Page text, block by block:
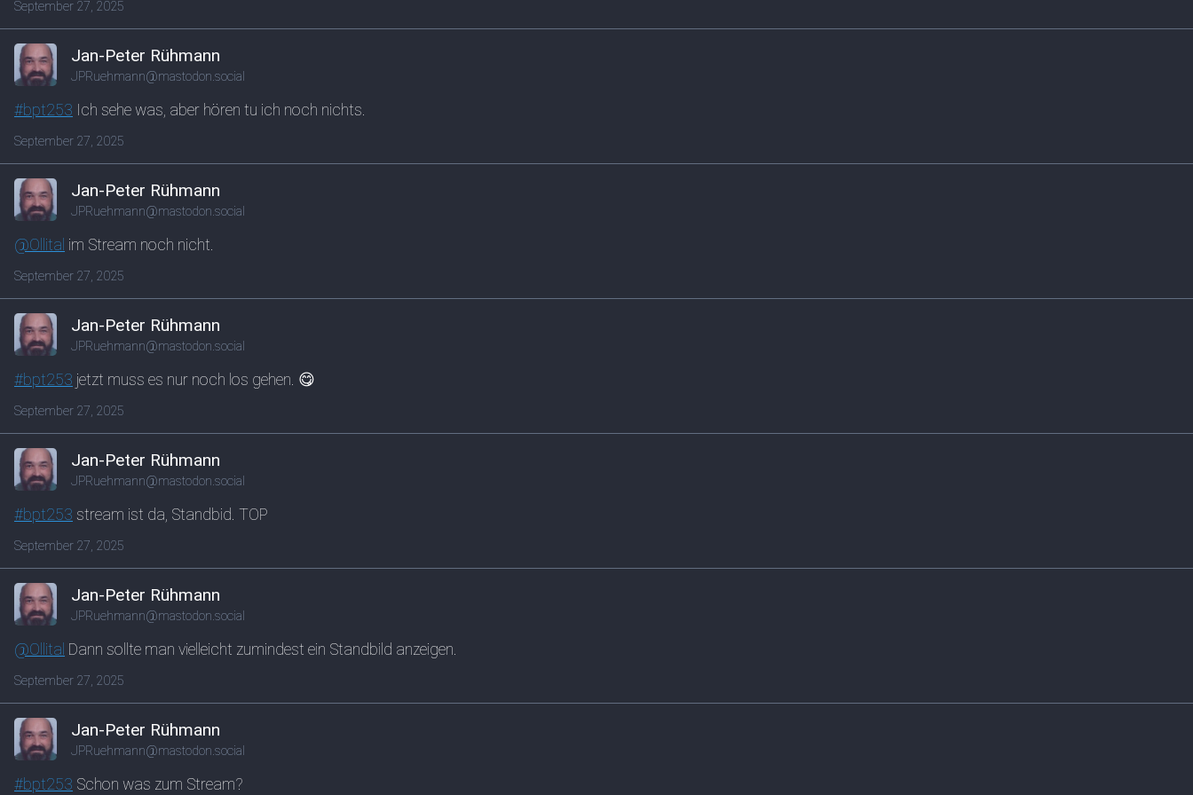
September 27, 2025
Jan-Peter Rühmann
JPRuehmann@mastodon.social
#bpt253 Ich sehe was, aber hören tu ich noch nichts.
September 27, 2025
Jan-Peter Rühmann
JPRuehmann@mastodon.social
@Ollital im Stream noch nicht.
September 27, 2025
Jan-Peter Rühmann
JPRuehmann@mastodon.social
#bpt253 jetzt muss es nur noch los gehen. 😋
September 27, 2025
Jan-Peter Rühmann
JPRuehmann@mastodon.social
#bpt253 stream ist da, Standbid. TOP
September 27, 2025
Jan-Peter Rühmann
JPRuehmann@mastodon.social
@Ollital Dann sollte man vielleicht zumindest ein Standbild anzeigen.
September 27, 2025
Jan-Peter Rühmann
JPRuehmann@mastodon.social
#bpt253 Schon was zum Stream?